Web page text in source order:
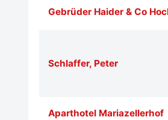
Gebrüder Haider & Co
Schlaffer, Peter
Aparthotel Mariazellerhof